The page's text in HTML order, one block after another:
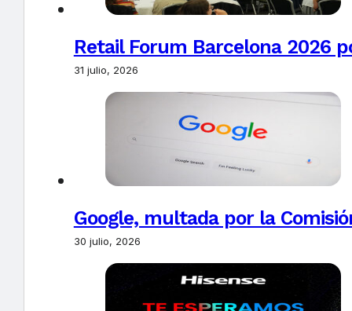
Retail Forum Barcelona 2026
31 julio, 2026
Google, multada por la
30 julio, 2026